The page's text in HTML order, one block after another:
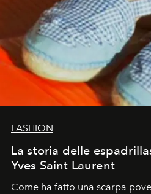
FASHION
La storia delle
Yves Saint Laurent
Come ha fatto una scarpa